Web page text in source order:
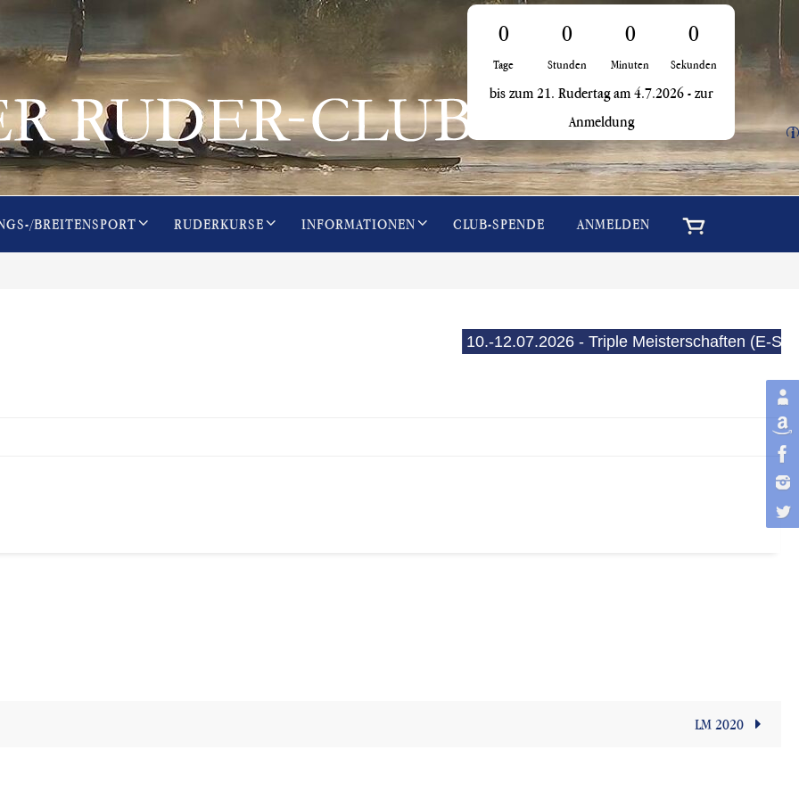
0
Tage
0
Stunden
0
Minuten
0
Sekunden
bis zum 21. Rudertag am 4.7.2026 - zur
Anmeldung
i
BREITENSPORT RUDERKURSE INFORMATIONEN CLUB-SPENDE ANMELDEN
10.-12.07.2026 - Triple Meisterschaften (E-See)
LM 2020